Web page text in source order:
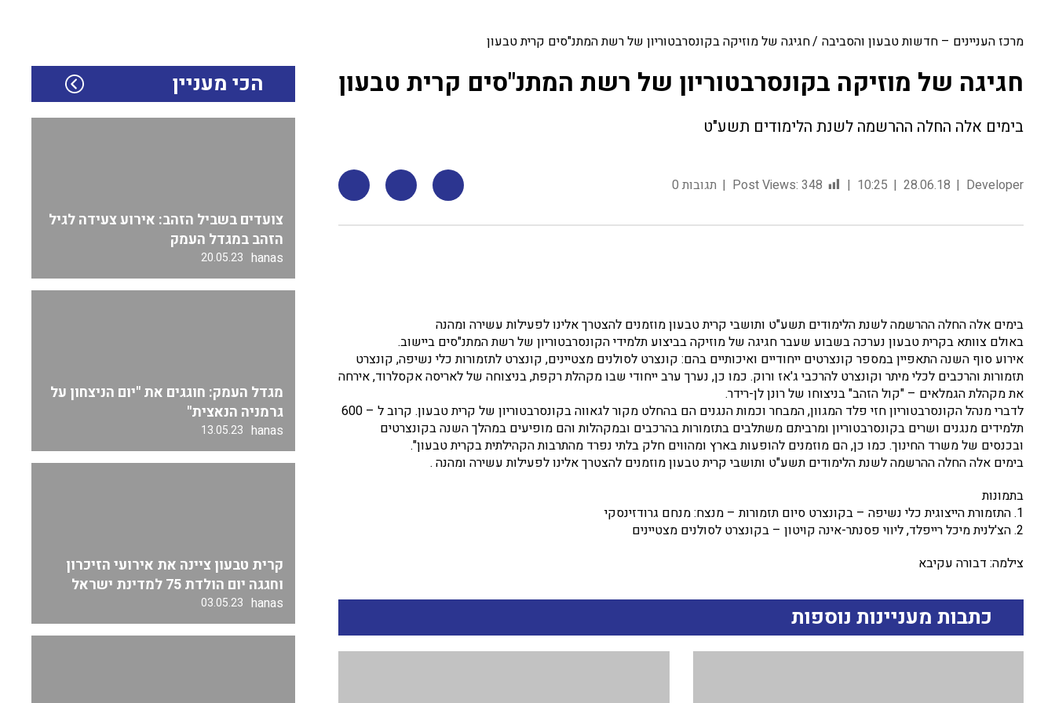
מרכז העניינים – חדשות טבעון והסביבה חגיגה של מוזיקה בקונסרבטוריון של רשת המתנ"סים קרית טבעון
חגיגה של מוזיקה בקונסרבטוריון של רשת המתנ"סים קרית טבעון
בימים אלה החלה ההרשמה לשנת הלימודים תשע"ט
Developer
28.06.18
10:25
Post Views: 348 תגובות 0
בימים אלה החלה ההרשמה לשנת הלימודים תשע"ט ותושבי קרית טבעון מוזמנים להצטרך אלינו לפעילות עשירה ומהנה
באולם צוותא בקרית טבעון נערכה בשבוע שעבר חגיגה של מוזיקה בביצוע תלמידי הקונסרבטוריון של רשת המתנ"סים ביישוב.
אירוע סוף השנה התאפיין במספר קונצרטים ייחודיים ואיכותיים בהם: קונצרט לסולנים מצטיינים, קונצרט לתזמורות כלי נשיפה, קונצרט
תזמורות והרכבים לכלי מיתר וקונצרט להרכבי ג'אז ורוק. כמו כן, נערך ערב ייחודי שבו מקהלת רקפת, בניצוחה של לאריסה אקסלרוד, אירחה
את מקהלת הגמלאים – "קול הזהב" בניצוחו של רונן לן-רידר.
לדברי מנהל הקונסרבטוריון חזי פלד המגוון, המבחר וכמות הנגנים הם בהחלט מקור לגאווה בקונסרבטוריון של קרית טבעון. קרוב ל – 600
תלמידים מנגנים ושרים בקונסרבטוריון ומרביתם משתלבים בתזמורות בהרכבים ובמקהלות והם מופיעים במהלך השנה בקונצרטים
ובכנסים של משרד החינוך. כמו כן, הם מוזמנים להופעות בארץ ומהווים חלק בלתי נפרד מהתרבות הקהילתית בקרית טבעון".
בימים אלה החלה ההרשמה לשנת הלימודים תשע"ט ותושבי קרית טבעון מוזמנים להצטרך אלינו לפעילות עשירה ומהנה .
בתמונות
1. התזמורת הייצוגית כלי נשיפה – בקונצרט סיום תזמורות – מנצח: מנחם גרודזינסקי
2. הצ'לנית מיכל רייפלד, ליווי פסנתר-אינה קויטון – בקונצרט לסולנים מצטיינים
צילמה: דבורה עקיבא
כתבות מעניינות נוספות
הכי מעניין
צועדים בשביל הזהב: אירוע צעידה לגיל
הזהב במגדל העמק
hanas
20.05.23
מגדל העמק: חוגגים את "יום הניצחון על
גרמניה הנאצית"
hanas
13.05.23
קרית טבעון ציינה את אירועי הזיכרון
וחגגה יום הולדת 75 למדינת ישראל
hanas
03.05.23